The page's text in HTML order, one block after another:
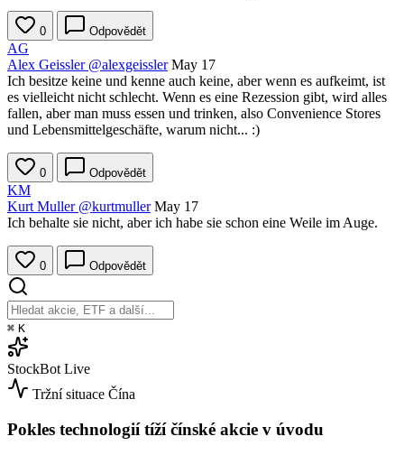
0 Odpovědět
AG
Alex Geissler @alexgeissler May 17
Ich besitze keine und kenne auch keine, aber wenn es aufkeimt, ist
es vielleicht nicht schlecht. Wenn es eine Rezession gibt, wird alles
fallen, aber man muss essen und trinken, also Convenience Stores
und Lebensmittelgeschäfte, warum nicht... :)
0 Odpovědět
KM
Kurt Muller @kurtmuller May 17
Ich behalte sie nicht, aber ich habe sie schon eine Weile im Auge.
0 Odpovědět
⌘ K
StockBot Live
Tržní situace Čína
Pokles technologií tíží čínské akcie v úvodu